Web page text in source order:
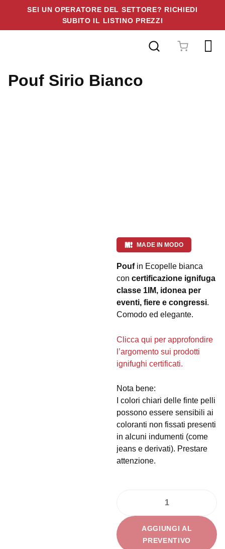
SEI UN OPERATORE DEL SETTORE? RICHIEDI
SUBITO IL LISTINO PREZZI
Pouf Sirio Bianco
MADE IN MODO
Pouf in Ecopelle bianca
concertificazione ignifuga
classe 1IM, idonea per
eventi, fiere e congressi.
Comodo ed elegante.
Clicca qui per approfondire
l’argomento sui prodotti
ignifughi certificati.
Nota bene:
I colori chiari delle finte pelli
possono essere sensibili ai
coloranti non fissati presenti
in alcuni indumenti (come
jeans e derivati). Prestare
attenzione.
Pouf
Bianco
quantità
AGGIUNGI AL
PREVENTIVO